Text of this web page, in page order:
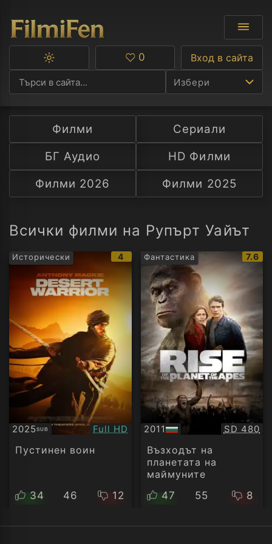
Избери
Ф
С
А
Превключване
тъмна
тема
Любими
0 Вход в сайта
Филми
Сериали
БГ Аудио
HD Филми
Филми 2026
Филми 2025
Всички филми на Рупърт Уайът
Исторически
IMDb
рейтинг:
4
2025SUB
Субтитри Качество:
Full HD
Пустинен воин
34 46 12
Фантастика
IMDb
7.6
2011
БГ
аудио
SD 480
Възходът на
планетата на
маймуните
47
55 8